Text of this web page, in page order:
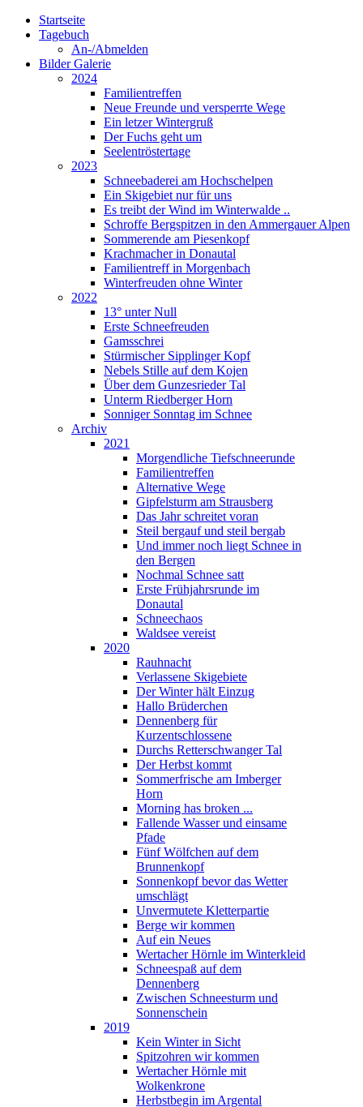
Startseite
Tagebuch
An-/Abmelden
Bilder Galerie
2024
Familientreffen
Neue Freunde und versperrte Wege
Ein letzer Wintergruß
Der Fuchs geht um
Seelentröstertage
2023
Schneebaderei am Hochschelpen
Ein Skigebiet nur für uns
Es treibt der Wind im Winterwalde ..
Schroffe Bergspitzen in den Ammergauer Alpen
Sommerende am Piesenkopf
Krachmacher in Donautal
Familientreff in Morgenbach
Winterfreuden ohne Winter
2022
13° unter Null
Erste Schneefreuden
Gamsschrei
Stürmischer Sipplinger Kopf
Nebels Stille auf dem Kojen
Über dem Gunzesrieder Tal
Unterm Riedberger Horn
Sonniger Sonntag im Schnee
Archiv
2021
Morgendliche Tiefschneerunde
Familientreffen
Alternative Wege
Gipfelsturm am Strausberg
Das Jahr schreitet voran
Steil bergauf und steil bergab
Und immer noch liegt Schnee in
den Bergen
Nochmal Schnee satt
Erste Frühjahrsrunde im
Donautal
Schneechaos
Waldsee vereist
2020
Rauhnacht
Verlassene Skigebiete
Der Winter hält Einzug
Hallo Brüderchen
Dennenberg für
Kurzentschlossene
Durchs Retterschwanger Tal
Der Herbst kommt
Sommerfrische am Imberger
Horn
Morning has broken ...
Fallende Wasser und einsame
Pfade
Fünf Wölfchen auf dem
Brunnenkopf
Sonnenkopf bevor das Wetter
umschlägt
Unvermutete Kletterpartie
Berge wir kommen
Auf ein Neues
Wertacher Hörnle im Winterkleid
Schneespaß auf dem
Dennenberg
Zwischen Schneesturm und
Sonnenschein
2019
Kein Winter in Sicht
Spitzohren wir kommen
Wertacher Hörnle mit
Wolkenkrone
Herbstbegin im Argental